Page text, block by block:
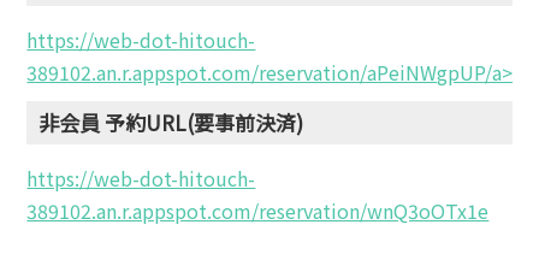
https://web-dot-hitouch-
389102.an.r.appspot.com/reservation/aPeiNWgpUP/a>
非会員 予約URL(要事前決済)
https://web-dot-hitouch-
389102.an.r.appspot.com/reservation/wnQ3oOTx1e